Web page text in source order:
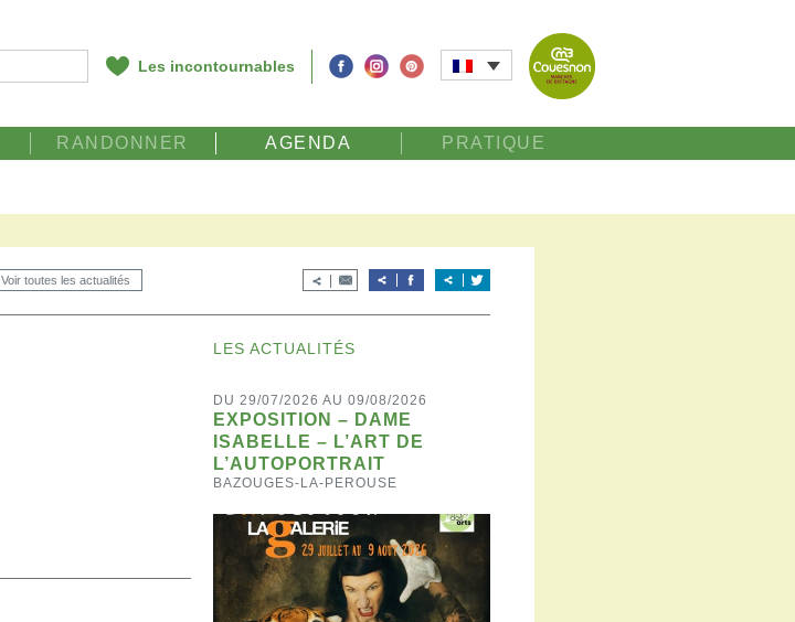
Les incontournables
RANDONNER AGENDA PRATIQUE
Voir toutes les actualités
LES ACTUALITÉS
DU 29/07/2026 AU 09/08/2026
EXPOSITION – DAME
ISABELLE – L’ART DE
L’AUTOPORTRAIT
BAZOUGES-LA-PEROUSE